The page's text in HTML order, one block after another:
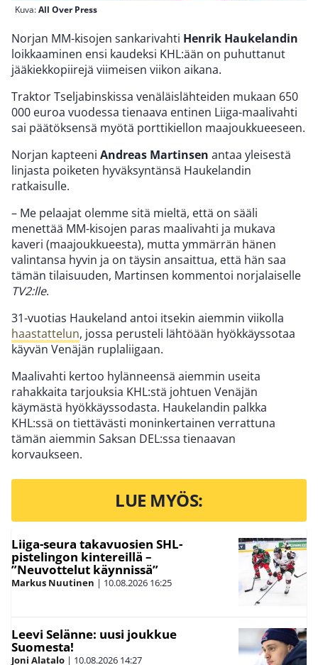
Kuva:All Over Press
Norjan MM-kisojen sankarivahti Henrik Haukelandin
loikkaaminen ensi kaudeksi KHL:ään on puhuttanut
jääkiekkopiirejä viimeisen viikon aikana.
Traktor Tseljabinskissa venäläislähteiden mukaan 650
000 euroa vuodessa tienaava entinen Liiga-maalivahti
sai päätöksensä myötä porttikiellon maajoukkueeseen.
Norjan kapteeni Andreas Martinsen antaa yleisestä
linjasta poiketen hyväksyntänsä Haukelandin
ratkaisulle.
– Me pelaajat olemme sitä mieltä, että on sääli
menettää MM-kisojen paras maalivahti ja mukava
kaveri (maajoukkueesta), mutta ymmärrän hänen
valintansa hyvin ja on täysin ansaittua, että hän saa
tämän tilaisuuden, Martinsen kommentoi norjalaiselle
TV2:lle.
31-vuotias Haukeland antoi itsekin aiemmin viikolla
haastattelun, jossa perusteli lähtöään hyökkäyssotaa
käyvän Venäjän ruplaliigaan.
Maalivahti kertoo hylänneensä aiemmin useita
rahakkaita tarjouksia KHL:stä johtuen Venäjän
käymästä hyökkäyssodasta. Haukelandin palkka
KHL:ssä on tiettävästi moninkertainen verrattuna
tämän aiemmin Saksan DEL:ssa tienaavan
korvaukseen.
LUE MYÖS:
Liiga-seura takavuosien SHL-
pistelingon kintereillä –
”Neuvottelut käynnissä”
Markus Nuutinen | 10.08.2026 16:25
Leevi Selänne: uusi joukkue
Suomesta!
Joni Alatalo | 10.08.2026 14:27